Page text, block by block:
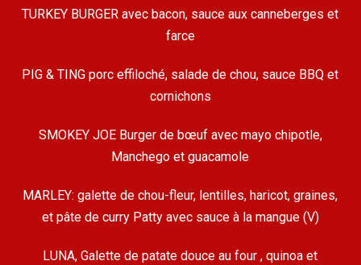
TURKEY BURGER avec bacon, sauce aux canneberges et
farce
PIG & TING porc effiloché, salade de chou, sauce BBQ et
cornichons
SMOKEY JOE Burger de bœuf avec mayo chipotle,
Manchego et guacamole
MARLEY: galette de chou-fleur, lentilles, haricot, graines,
et pâte de curry Patty avec sauce à la mangue (V)
LUNA, Galette de patate douce au four , quinoa et